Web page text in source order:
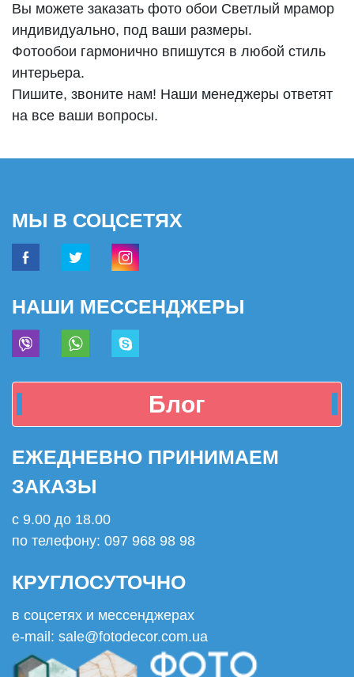
Вы можете заказать фото обои Светлый мрамор
индивидуально, под ваши размеры.
Фотообои гармонично впишутся в любой стиль
интерьера.
Пишите, звоните нам! Наши менеджеры ответят
на все ваши вопросы.
МЫ В СОЦСЕТЯХ
НАШИ МЕССЕНДЖЕРЫ
Блог
ЕЖЕДНЕВНО ПРИНИМАЕМ
ЗАКАЗЫ
с 9.00 до 18.00
по телефону: 097 968 98 98
КРУГЛОСУТОЧНО
в соцсетях и мессенджерах
e-mail: sale@fotodecor.com.ua